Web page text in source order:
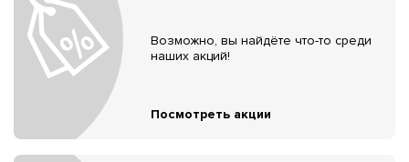
Возможно, вы найдёте что-то среди
наших акций!
Посмотреть акции